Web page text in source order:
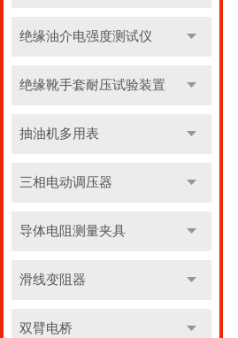
绝缘油介电强度测试仪
绝缘靴手套耐压试验装置
抽油机多用表
三相电动调压器
导体电阻测量夹具
滑线变阻器
双臂电桥